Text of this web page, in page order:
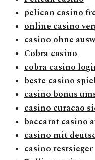
pelican casino
online casino
casino ohne
Cobra casino
cobra casino
beste casino
casino bonus
casino curacao
baccarat casino
casino mit
casino testsieger